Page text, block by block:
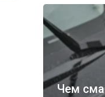
Чем